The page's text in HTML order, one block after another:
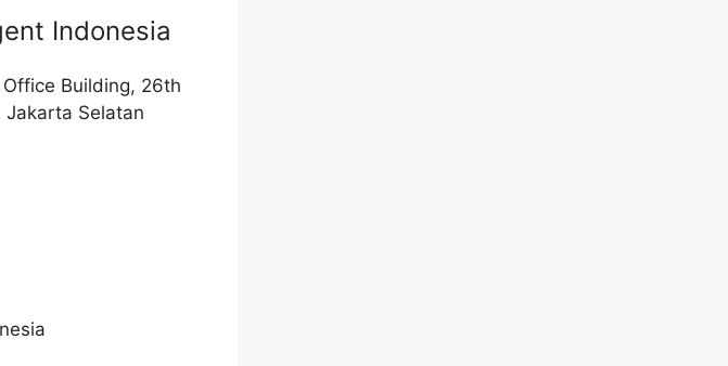
Indonesia
Building, 26th
Jakarta Selatan